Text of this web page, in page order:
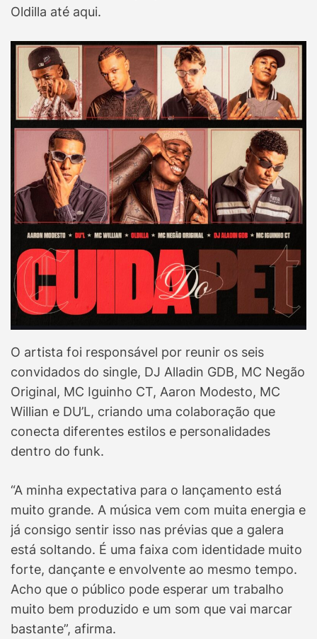
Oldilla até aqui.
O artista foi responsável por reunir os seis
convidados do single, DJ Alladin GDB, MC Negão
Original, MC Iguinho CT, Aaron Modesto, MC
Willian e DU’L, criando uma colaboração que
conecta diferentes estilos e personalidades
dentro do funk.
“A minha expectativa para o lançamento está
muito grande. A música vem com muita energia e
já consigo sentir isso nas prévias que a galera
está soltando. É uma faixa com identidade muito
forte, dançante e envolvente ao mesmo tempo.
Acho que o público pode esperar um trabalho
muito bem produzido e um som que vai marcar
bastante”, afirma.